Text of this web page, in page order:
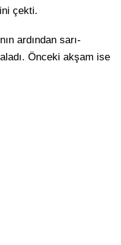
çekti.
ardından sarı-
Önceki akşam ise